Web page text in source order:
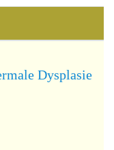
Dysplasie